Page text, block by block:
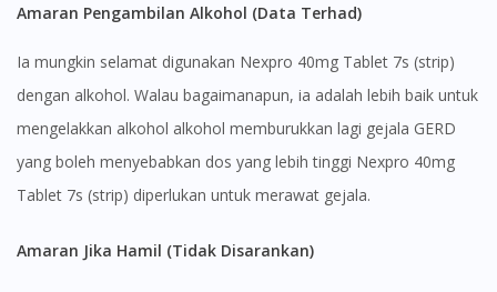
Amaran Pengambilan Alkohol (Data Terhad)
Ia mungkin selamat digunakan Nexpro 40mg Tablet 7s (strip)
dengan alkohol. Walau bagaimanapun, ia adalah lebih baik untuk
mengelakkan alkohol alkohol memburukkan lagi gejala GERD
yang boleh menyebabkan dos yang lebih tinggi Nexpro 40mg
Tablet 7s (strip) diperlukan untuk merawat gejala.
Amaran Jika Hamil (Tidak Disarankan)